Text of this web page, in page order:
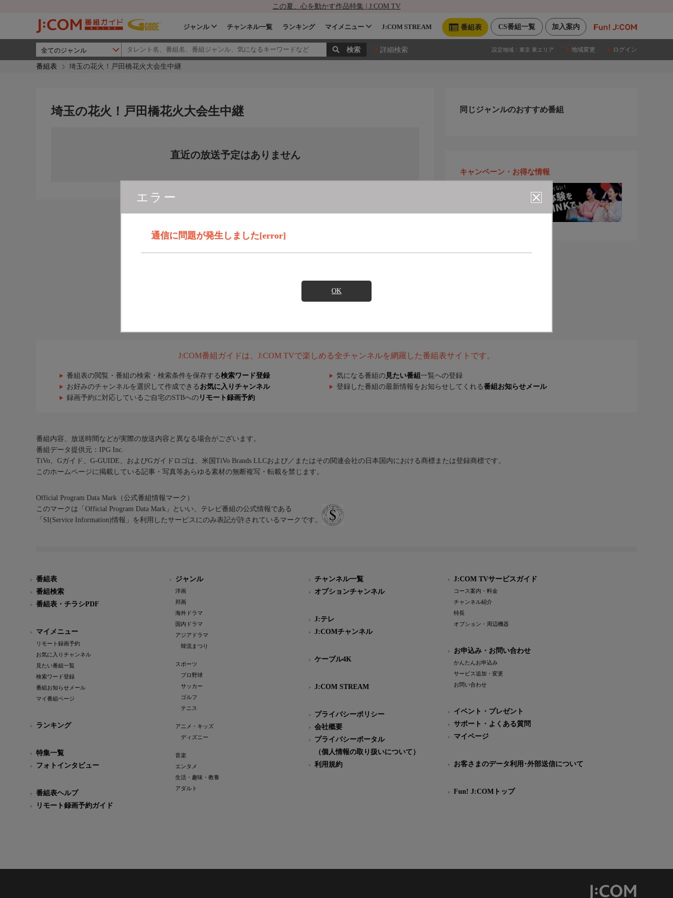
この夏、心を動かす作品特集 | J:COM TV
加入案内
CS番組一覧
番組表
ジャンル チャンネル一覧 ランキング マイメニュー J:COM STREAM
詳細検索 設定地域： 東京 東エリア 地域変更 ログイン
番組表 埼玉の花火！戸田橋花火大会生中継
エラー
通信に問題が発生しました[error]
OK
埼玉の花火！戸田橋花火大会生中継
直近の放送予定はありません
同じジャンルのおすすめ番組
キャンペーン・お得な情報
J:COM番組ガイドは、J:COM TVで楽しめる全チャンネルを網羅した番組表サイトです。
番組表の閲覧・番組の検索・検索条件を保存する検索ワード登録 気になる番組の 見たい番組 一覧への登録
お好みのチャンネルを選択して作成できる お気に入りチャンネル 登録した番組の最新情報をお知らせしてくれる番組お知らせメール
録画予約に対応しているご自宅のSTBへの リモート録画予約
番組内容、放送時間などが実際の放送内容と異なる場合がございます。
番組データ提供元：IPG Inc.
TiVo、Gガイド、G-GUIDE、およびGガイドロゴは、米国TiVo Brands LLCおよび／またはその関連会社の日本国内における商標または登録商標です。
このホームページに掲載している記事・写真等あらゆる素材の無断複写・転載を禁じます。
Official Program Data Mark（公式番組情報マーク）
このマークは「Official Program Data Mark」といい、テレビ番組の公式情報である
「SI(Service Information)情報」を利用したサービスにのみ表記が許されているマークです。
番組表
番組検索
番組表・チラシPDF
マイメニュー
リモート録画予約
お気に入りチャンネル
見たい番組一覧
検索ワード登録
番組お知らせメール
マイ番組ページ
ランキング
特集一覧
フォトインタビュー
番組表ヘルプ
リモート録画予約ガイド
ジャンル
洋画
邦画
海外ドラマ
国内ドラマ
アジアドラマ
韓流まつり
スポーツ
プロ野球
サッカー
ゴルフ
テニス
アニメ・キッズ
ディズニー
音楽
エンタメ
生活・趣味・教養
アダルト
チャンネル一覧
オプションチャンネル
J:テレ
J:COMチャンネル
ケーブル4K
J:COM STREAM
プライバシーポリシー
会社概要
プライバシーポータル
（個人情報の取り扱いについて）
利用規約
J:COM TVサービスガイド
コース案内・料金
チャンネル紹介
特長
オプション・周辺機器
お申込み・お問い合わせ
かんたんお申込み
サービス追加・変更
お問い合わせ
イベント・プレゼント
サポート・よくある質問
マイページ
お客さまのデータ利用･外部送信について
Fun! J:COMトップ